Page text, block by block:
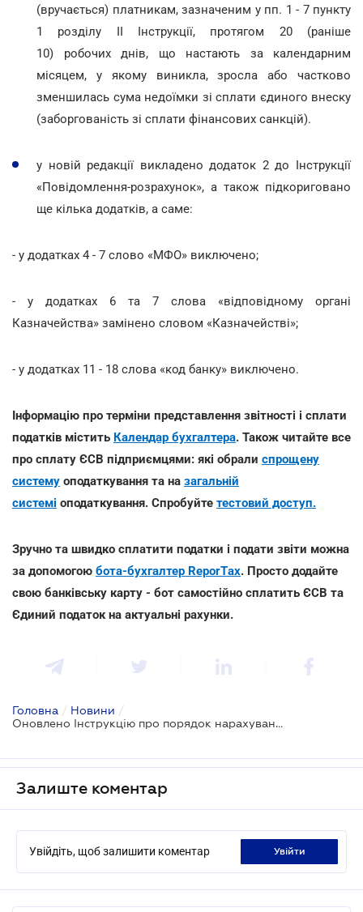
(вручається) платникам, зазначеним у пп. 1 - 7 пункту
1 розділу II Інструкції, протягом 20 (раніше
10) робочих днів, що настають за календарним
місяцем, у якому виникла, зросла або частково
зменшилась сума недоїмки зі сплати єдиного внеску
(заборгованість зі сплати фінансових санкцій).
у новій редакції викладено додаток 2 до Інструкції
«Повідомлення-розрахунок», а також підкориговано
ще кілька додатків, а саме:
- у додатках 4 - 7 слово «МФО» виключено;
- у додатках 6 та 7 слова «відповідному органі
Казначейства» замінено словом «Казначействі»;
- у додатках 11 - 18 слова «код банку» виключено.
Інформацію про терміни представлення звітності і сплати
податків містить Календар бухгалтера. Також читайте все
про сплату ЄСВ підприємцями: які обрали спрощену
систему оподаткування та на загальній
системі оподаткування. Спробуйте тестовий доступ.
Зручно та швидко сплатити податки і подати звіти можна
за допомогою бота-бухгалтер ReporTах. Просто додайте
свою банківську карту - бот самостійно сплатить ЄСВ та
Єдиний податок на актуальні рахунки.
Головна / Новини /
Оновлено Інструкцію про порядок нарахування і сплати ЄСВ: податківці розкрили ключові зміни
Залиште коментар
Увійдіть, щоб залишити коментар увійти